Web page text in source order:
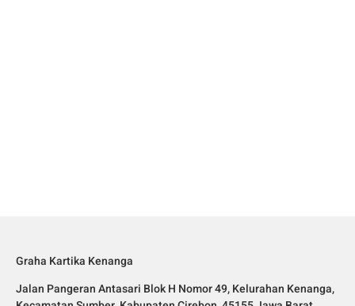
Graha Kartika Kenanga
Jalan Pangeran Antasari Blok H Nomor 49, Kelurahan Kenanga,